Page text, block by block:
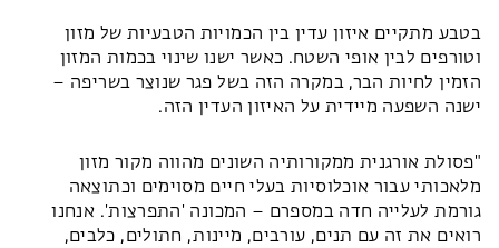
בטבע מתקיים איזון עדין בין הכמויות הטבעיות של מזון
וטורפים לבין אופי השטח. כאשר ישנו שינוי בכמות המזון
הזמין לחיות הבר, במקרה הזה בשל פגר שנוצר בשריפה –
ישנה השפעה מיידית על האיזון העדין הזה.
"פסולת אורגנית ממקורותיה השונים מהווה מקור מזון
מלאכותי עבור אוכלוסיות בעלי חיים מסוימים וכתוצאה
גורמת לעלייה חדה במספרם – המכונה 'התפרצות'. אנחנו
רואים את זה עם תנים, עורבים, מיינות, חתולים, כלבים,